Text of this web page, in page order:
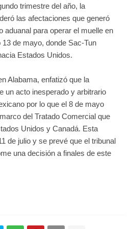
trimestre del año, la
las afectaciones que generó
aduanal para operar el muelle en
de mayo, donde Sac-Tun
Estados Unidos.
Alabama, enfatizó que la
un acto inesperado y arbitrario
por lo que el 8 de mayo
del Tratado Comercial que
Unidos y Canadá. Esta
de julio y se prevé que el tribunal
una decisión a finales de este